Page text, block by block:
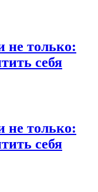
не только:
себя
не только:
себя